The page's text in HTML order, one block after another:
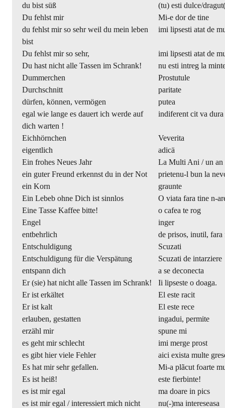
du bist süß
(tu) esti dulce/
Du fehlst mir
Mi-e dor de tine
du fehlst mir so sehr weil du mein leben
bist
imi lipsesti atat de
Du fehlst mir so sehr,
imi lipsesti atat de
Du hast nicht alle Tassen im Schrank!
nu esti intreg la
Dummerchen
Prostutule
Durchschnitt
paritate
dürfen, können, vermögen
putea
egal wie lange es dauert ich werde auf
dich warten !
indiferent cit va dura
Eichhörnchen
Veverita
eigentlich
adicä
Ein frohes Neues Jahr
La Multi Ani / un an
ein guter Freund erkennst du in der Not
prietenu-l bun la
ein Korn
graunte
Ein Lebeb ohne Dich ist sinnlos
O viata fara tine n-
Eine Tasse Kaffee bitte!
o cafea te rog
Engel
inger
entbehrlich
de prisos, inutil, fara
Entschuldigung
Scuzati
Entschuldigung für die Verspätung
Scuzati de intarziere
entspann dich
a se deconecta
Er (sie) hat nicht alle Tassen im Schrank!
Ii lipseste o doaga.
Er ist erkältet
El este racit
Er ist kalt
El este rece
erlauben, gestatten
ingadui, permite
erzähl mir
spune mi
es geht mir schlecht
imi merge prost
es gibt hier viele Fehler
aici exista multe
Es hat mir sehr gefallen.
Mi-a plãcut foarte
Es ist heiß!
este fierbinte!
es ist mir egal
ma doare in pics
es ist mir egal / interessiert mich nicht
nu(-)ma intereseasa